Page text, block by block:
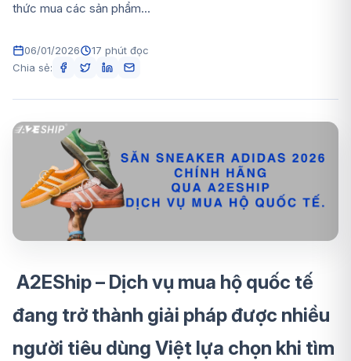
thức mua các sản phẩm...
06/01/2026
17 phút đọc
Chia sẻ:
A2EShip – Dịch vụ mua hộ quốc tế
đang trở thành giải pháp được nhiều
người tiêu dùng Việt lựa chọn khi tìm